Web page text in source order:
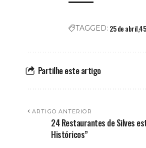
TAGGED: 25 de abril
Partilhe este artigo
ARTIGO ANTERIOR
24 Restaurantes de Silves
Históricos”